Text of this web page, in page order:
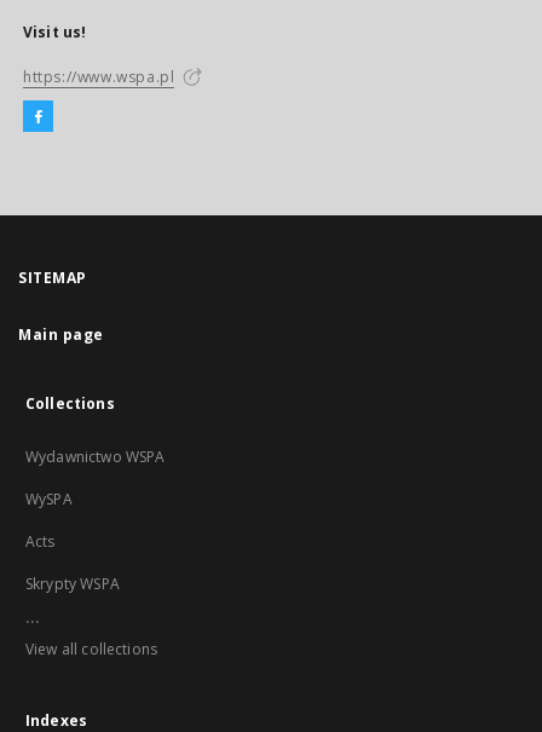
Visit us!
https://www.wspa.pl
SITEMAP
Main page
Collections
Wydawnictwo WSPA
WySPA
Acts
Skrypty WSPA
...
View all collections
Indexes